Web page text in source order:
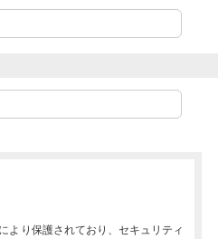
より保護されており、セキュリティ